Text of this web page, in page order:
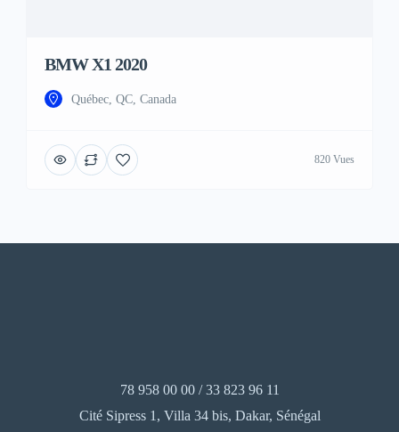
BMW X1 2020
Québec, QC, Canada
820 Vues
78 958 00 00 / 33 823 96 11
Cité Sipress 1, Villa 34 bis, Dakar, Sénégal